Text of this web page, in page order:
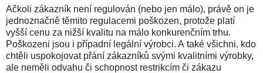
Ačkoli zákazník není regulován (nebo jen málo), právě on je
jednoznačně těmito regulacemi poškozen, protože platí
vyšší cenu za nižší kvalitu na málo konkurenčním trhu.
Poškozeni jsou i případní legální výrobci. A také všichni, kdo
chtěli uspokojovat přání zákazníků svými kvalitními výrobky,
ale neměli odvahu či schopnost restrikcím či zákazu